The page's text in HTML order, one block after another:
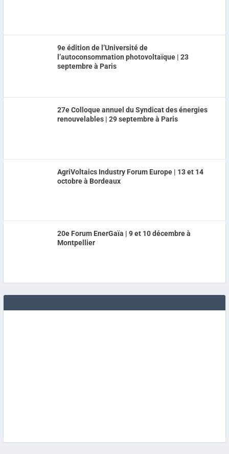
9e édition de l’Université de
l’autoconsommation photovoltaïque | 23
septembre à Paris
27e Colloque annuel du Syndicat des énergies
renouvelables | 29 septembre à Paris
AgriVoltaics Industry Forum Europe | 13 et 14
octobre à Bordeaux
20e Forum EnerGaïa | 9 et 10 décembre à
Montpellier